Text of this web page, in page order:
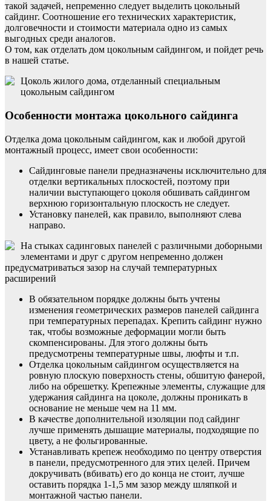
такой задачей, непременно следует выделить цокольный
сайдинг. Соотношение его технических характеристик,
долговечности и стоимости материала одно из самых
выгодных среди аналогов.
О том, как отделать дом цокольным сайдингом, и пойдет речь
в нашей статье.
Цоколь жилого дома, отделанный специальным
цокольным сайдингом
Особенности монтажа цокольного сайдинга
Отделка дома цокольным сайдингом, как и любой другой
монтажный процесс, имеет свои особенности:
Сайдинговые панели предназначены исключительно для
отделки вертикальных плоскостей, поэтому при
наличии выступающего цоколя обшивать сайдингом
верхнюю горизонтальную плоскость не следует.
Установку панелей, как правило, выполняют слева
направо.
На стыках садинговых панелей с различными доборными
элементами и друг с другом непременно должен
предусматриваться зазор на случай температурных
расширений
В обязательном порядке должны быть учтены
изменения геометрических размеров панелей сайдинга
при температурных перепадах. Крепить сайдинг нужно
так, чтобы возможные деформации могли быть
скомпенсированы. Для этого должны быть
предусмотрены температурные швы, люфты и т.п.
Отделка цокольным сайдингом осуществляется на
ровную плоскую поверхность стены, обшитую фанерой,
либо на обрешетку. Крепежные элементы, служащие для
удержания сайдинга на цоколе, должны проникать в
основание не меньше чем на 11 мм.
В качестве дополнительной изоляции под сайдинг
лучше применять дышащие материалы, подходящие по
цвету, а не фольгированные.
Устанавливать крепеж необходимо по центру отверстия
в панели, предусмотренного для этих целей. Причем
докручивать (вбивать) его до конца не стоит, лучше
оставить порядка 1-1,5 мм зазор между шляпкой и
монтажной частью панели.